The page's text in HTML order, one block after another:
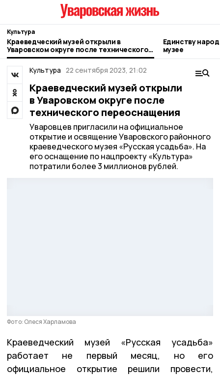
Культура
Краеведческий музей открыли в
Уваровском округе после технического
переоснащения
Единству
музее
Культура 22 сентября 2023, 21:02
Краеведческий музей открыли
в Уваровском округе после
технического переоснащения
Уваровцев пригласили на официальное
открытие и освящение Уваровского районного
краеведческого музея «Русская усадьба». На
его оснащение по нацпроекту «Культура»
потратили более 3 миллионов рублей.
Фото: Олеся Харламова
Краеведческий музей «Русская усадьба»
работает не первый месяц, но его
официальное открытие решили провести,